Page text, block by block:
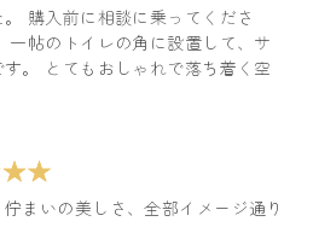
購入前に相談に乗ってくださ
一帖のトイレの角に設置して、サ
。 とてもおしゃれで落ち着く空
まいの美しさ、全部イメージ通り